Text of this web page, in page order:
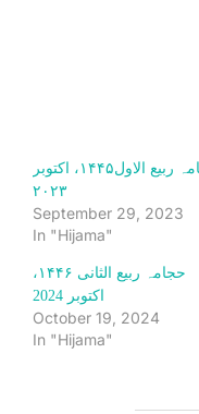
حجامہ ربیع الاول۱۴۴۵، اکتوبر
۲۰۲۳
September 29, 2023
In "Hijama"
حجامہ ربیع الثانی ۱۴۴۶،
اکتوبر 2024
October 19, 2024
In "Hijama"